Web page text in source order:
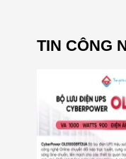
TIN CÔNG